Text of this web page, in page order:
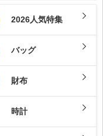
2026人気特集
バッグ
財布
時計